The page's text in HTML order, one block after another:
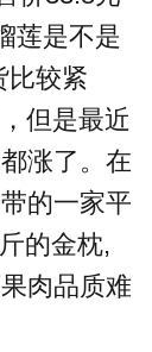
莲是不是
比较紧
但是最近
涨了。在
的一家平
的金枕,
肉品质难